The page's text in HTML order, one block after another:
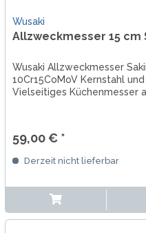
Wusaki
Allzweckmesser 15 cm
Wusaki Allzweckmesser
10Cr15CoMoV Kernstahl
Vielseitiges Küchenmesser
59,00 € *
Derzeit nicht lieferbar